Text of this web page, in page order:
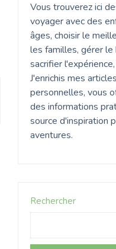
Vous trouverez ici
voyager avec des
âges, choisir le
les familles, gérer
sacrifier
J'enrichis mes
personnelles, vous
des informations
source d'inspiration
aventures.
Rechercher